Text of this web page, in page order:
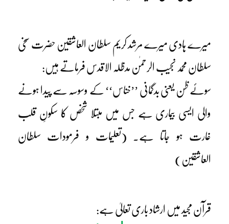
میرے ہادی میرے مرشد کریم سلطان العاشقین حضرت سخی
سلطان محمد نجیب الرحمٰن مدظلہ الاقدس فرماتے ہیں:
سوئے ظن یعنی بدگمانی ’’خناس‘‘ کے وسوسہ سے پیدا ہونے
والی ایسی بیماری ہے جس میں مبتلا شخص کا سکونِ قلب
غارت ہو جاتا ہے۔ (تعلیمات و فرمودات سلطان
العاشقین)
قرآن مجید میں ارشاد باری تعالیٰ ہے: